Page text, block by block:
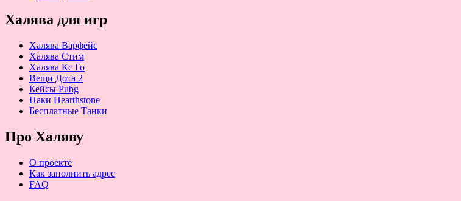
Халява для игр
Халява Варфейс
Халява Стим
Халява Кс Го
Вещи Дота 2
Кейсы Pubg
Паки Hearthstone
Бесплатные Танки
Про Халяву
О проекте
Как заполнить адрес
FAQ